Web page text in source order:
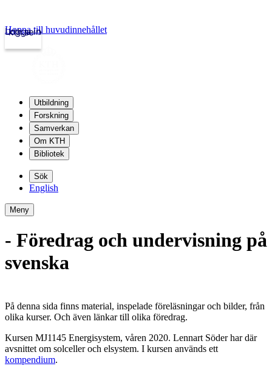
kth.se
Logga in
Hoppa till huvudinnehållet
Utbildning
Forskning
Samverkan
Om KTH
Bibliotek
Sök
English
Meny
- Föredrag och undervisning på
svenska
På denna sida finns material, inspelade föreläsningar och bilder, från
olika kurser. Och även länkar till olika föredrag.
Kursen MJ1145 Energisystem, våren 2020. Lennart Söder har där
avsnittet om solceller och elsystem. I kursen används ett
kompendium.